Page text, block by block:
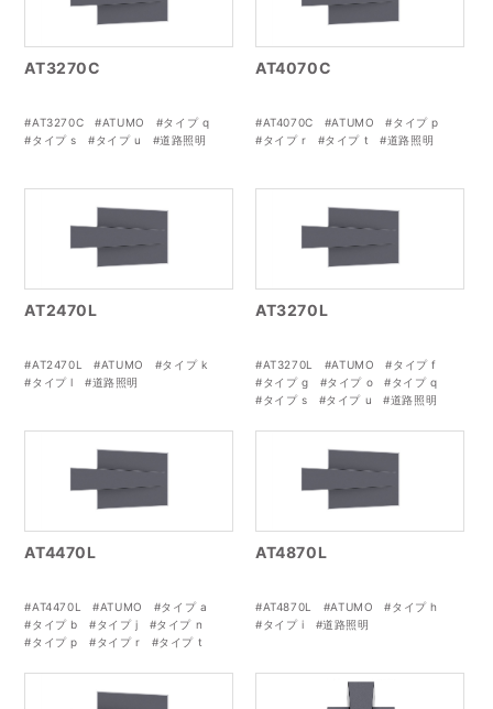
AT3270C
#AT3270C #ATUMO
#タイプ q
#タイプ s
#タイプ u #道路照明
AT4070C
#AT4070C #ATUMO
#タイプ p
#タイプ r
#タイプ t #道路照明
AT2470L
#AT2470L #ATUMO
#タイプ k
#タイプ l
#道路照明
AT3270L
#AT3270L #ATUMO
#タイプ f
#タイプ g
#タイプ o
#タイプ q
#タイプ s
#タイプ u #道路照明
AT4470L
#AT4470L #ATUMO
#タイプ a
#タイプ b
#タイプ j
#タイプ n
#タイプ p
#タイプ r
#タイプ t
AT4870L
#AT4870L #ATUMO
#タイプ h
#タイプ i
#道路照明